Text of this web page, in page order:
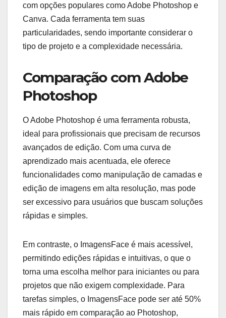
com opções populares como Adobe Photoshop e
Canva. Cada ferramenta tem suas
particularidades, sendo importante considerar o
tipo de projeto e a complexidade necessária.
Comparação com Adobe
Photoshop
O Adobe Photoshop é uma ferramenta robusta,
ideal para profissionais que precisam de recursos
avançados de edição. Com uma curva de
aprendizado mais acentuada, ele oferece
funcionalidades como manipulação de camadas e
edição de imagens em alta resolução, mas pode
ser excessivo para usuários que buscam soluções
rápidas e simples.
Em contraste, o ImagensFace é mais acessível,
permitindo edições rápidas e intuitivas, o que o
torna uma escolha melhor para iniciantes ou para
projetos que não exigem complexidade. Para
tarefas simples, o ImagensFace pode ser até 50%
mais rápido em comparação ao Photoshop,